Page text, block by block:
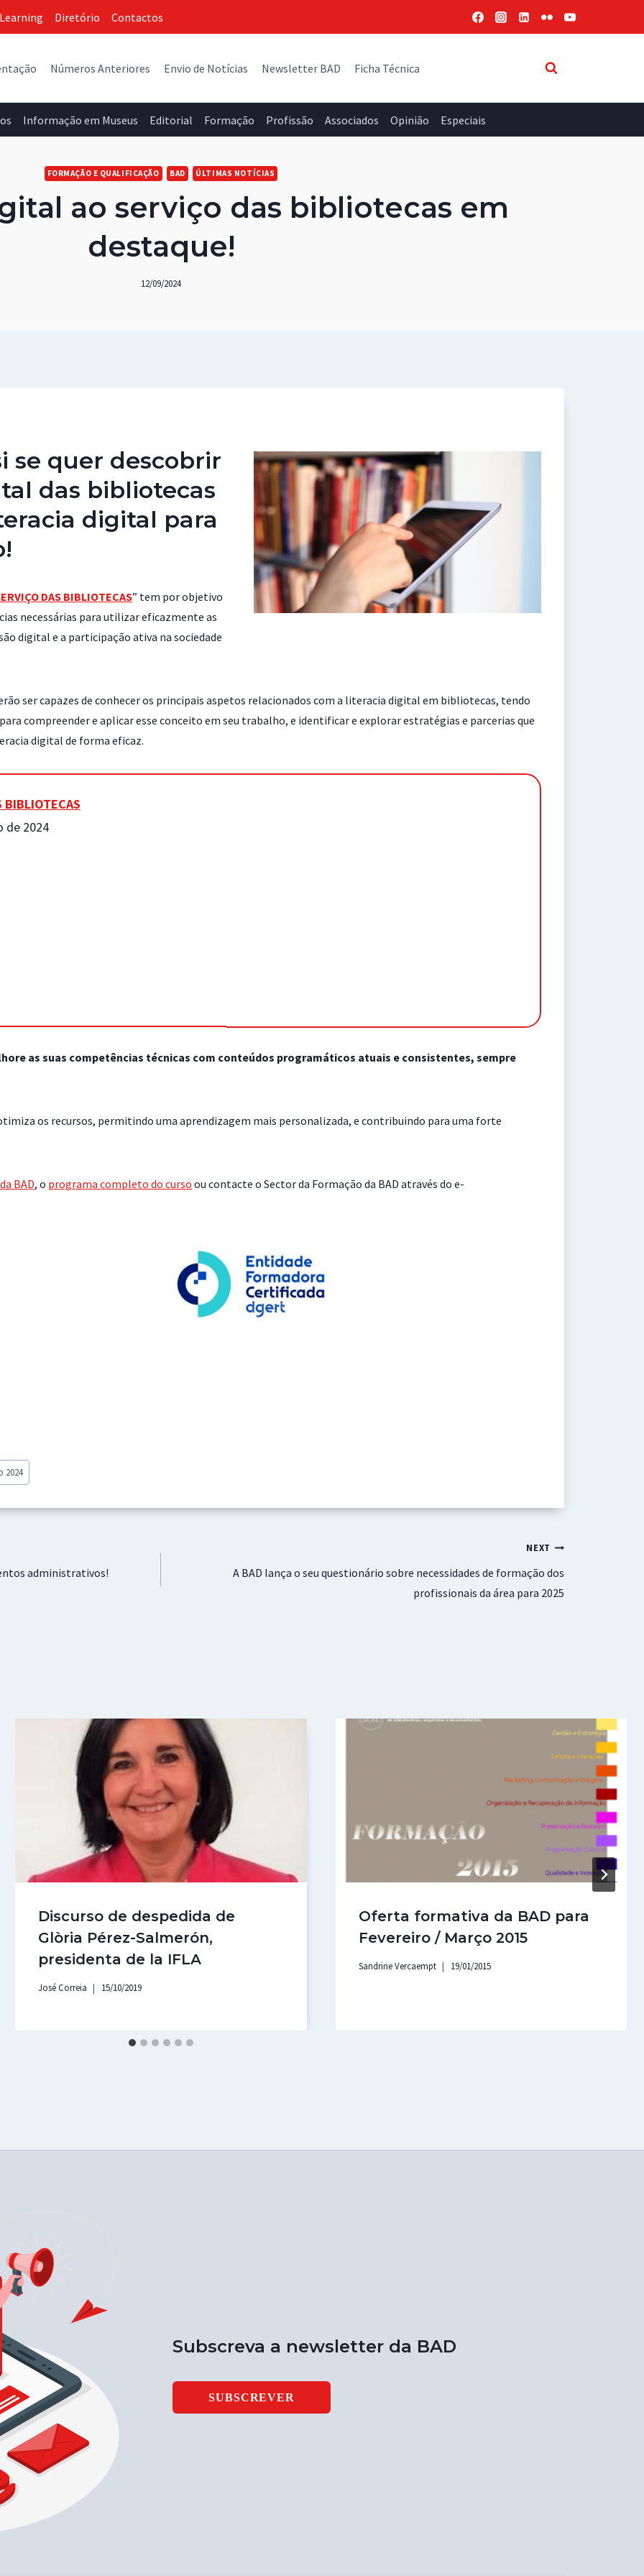
Diretório Contactos
Números Anteriores Envio de Notícias Newsletter BAD Ficha Técnica
Informação em Museus Editorial Formação Profissão Associados Opinião Especiais
FORMAÇÃO E QUALIFICAÇÃO BAD ÚLTIMAS NOTÍCIAS
ao serviço das bibliotecas em
destaque!
12/09/2024
se quer descobrir
das bibliotecas
digital para
DAS BIBLIOTECAS” tem por objetivo
necessárias para utilizar eficazmente as
digital e a participação ativa na sociedade
ser capazes de conhecer os principais aspetos relacionados com a literacia digital em bibliotecas, tendo
compreender e aplicar esse conceito em seu trabalho, e identificar e explorar estratégias e parcerias que
digital de forma eficaz.
BIBLIOTECAS
de 2024
as suas competências técnicas com conteúdos programáticos atuais e consistentes, sempre
os recursos, permitindo uma aprendizagem mais personalizada, e contribuindo para uma forte
BAD, o programa completo do curso ou contacte o Sector da Formação da BAD através do e-
2024
administrativos!
NEXT
A BAD lança o seu questionário sobre necessidades de formação dos
profissionais da área para 2025
Discurso de despedida de
Glòria Pérez-Salmerón,
presidenta de la IFLA
José Correia 15/10/2019
Oferta formativa da BAD para
Fevereiro / Março 2015
Sandrine Vercaempt 19/01/2015
Subscreva a newsletter da BAD
SUBSCREVER